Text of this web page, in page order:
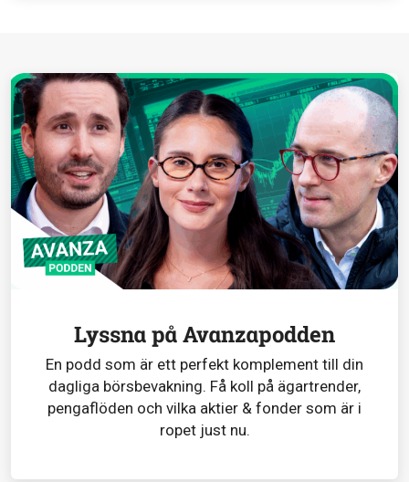
Lyssna på Avanzapodden
En podd som är ett perfekt komplement till din
dagliga börsbevakning. Få koll på ägartrender,
pengaflöden och vilka aktier & fonder som är i
ropet just nu.